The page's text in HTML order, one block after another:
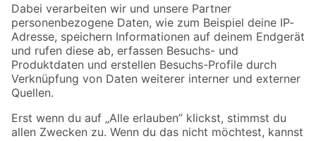
Zahlungsarten Versandarten
Sicher einkaufen